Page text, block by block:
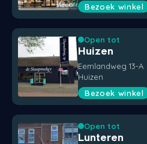
Bezoek winkel
Open tot
Huizen
Eemlandweg 13-A
Huizen
Bezoek winkel
Open tot
Lunteren